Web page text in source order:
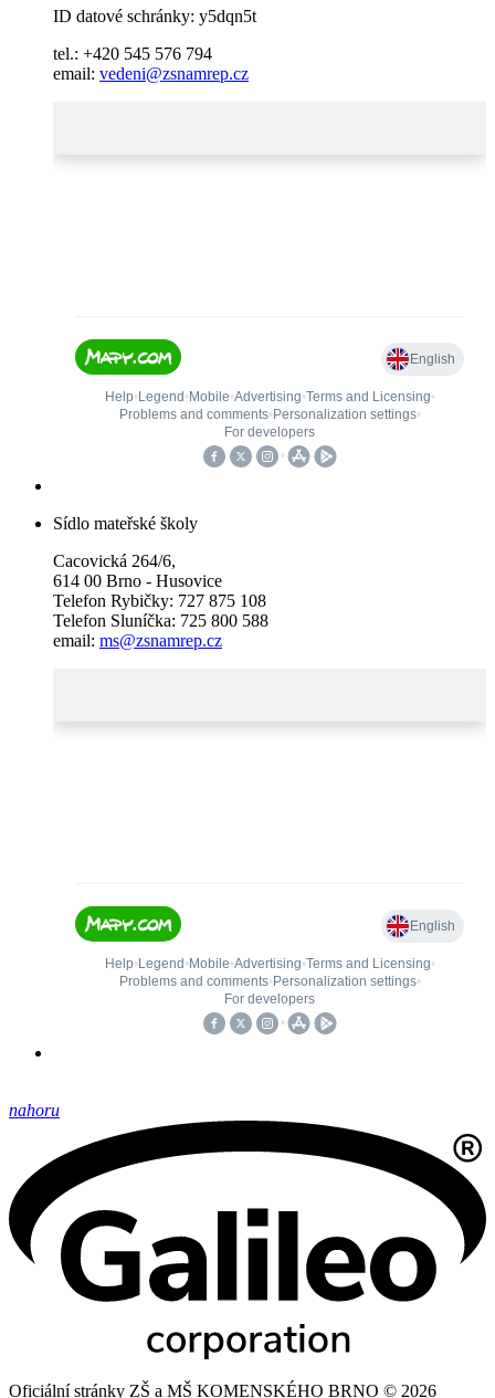
ID datové schránky: y5dqn5t
tel.: +420 545 576 794
email: vedeni@zsnamrep.cz
Sídlo mateřské školy
Cacovická 264/6,
614 00 Brno - Husovice
Telefon Rybičky: 727 875 108
Telefon Sluníčka: 725 800 588
email: ms@zsnamrep.cz
nahoru
Oficiální stránky ZŠ a MŠ KOMENSKÉHO BRNO © 2026